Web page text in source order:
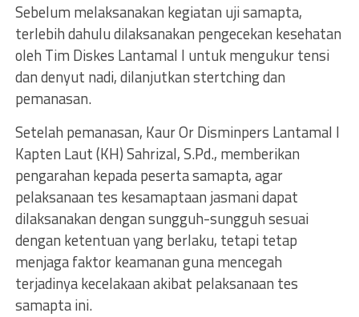
Sebelum melaksanakan kegiatan uji samapta,
terlebih dahulu dilaksanakan pengecekan kesehatan
oleh Tim Diskes Lantamal I untuk mengukur tensi
dan denyut nadi, dilanjutkan stertching dan
pemanasan.
Setelah pemanasan, Kaur Or Disminpers Lantamal I
Kapten Laut (KH) Sahrizal, S.Pd., memberikan
pengarahan kepada peserta samapta, agar
pelaksanaan tes kesamaptaan jasmani dapat
dilaksanakan dengan sungguh-sungguh sesuai
dengan ketentuan yang berlaku, tetapi tetap
menjaga faktor keamanan guna mencegah
terjadinya kecelakaan akibat pelaksanaan tes
samapta ini.